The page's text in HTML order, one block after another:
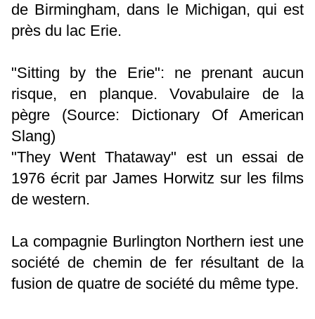
de Birmingham, dans le Michigan, qui est
près du lac Erie.
"Sitting by the Erie": ne prenant aucun
risque, en planque. Vovabulaire de la
pègre (Source: Dictionary Of American
Slang)
"They Went Thataway" est un essai de
1976 écrit par James Horwitz sur les films
de western.
La compagnie Burlington Northern iest une
société de chemin de fer résultant de la
fusion de quatre de société du même type.